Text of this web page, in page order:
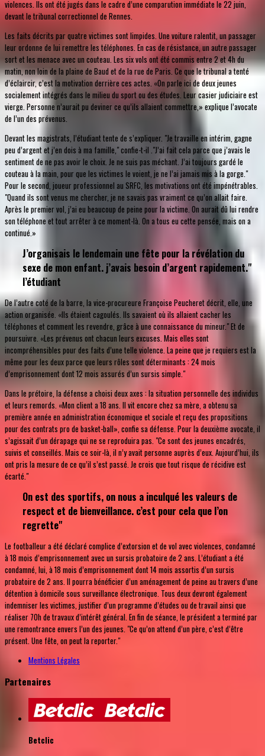
violences. Ils ont été jugés dans le cadre d’une comparution immédiate le 22 juin,
devant le tribunal correctionnel de Rennes.
Les faits décrits par quatre victimes sont limpides. Une voiture ralentit, un passager
leur ordonne de lui remettre les téléphones. En cas de résistance, un autre passager
sort et les menace avec un couteau. Les six vols ont été commis entre 2 et 4h du
matin, non loin de la plaine de Baud et de la rue de Paris. Ce que le tribunal a tenté
d’éclaircir, c’est la motivation derrière ces actes. «On parle ici de deux jeunes
socialement intégrés dans le milieu du sport ou des études. Leur casier judiciaire est
vierge. Personne n’aurait pu deviner ce qu’ils allaient commettre,» explique l’avocate
de l’un des prévenus.
Devant les magistrats, l’étudiant tente de s’expliquer. "Je travaille en intérim, gagne
peu d’argent et j’en dois à ma famille," confie­-t-il ."J’ai fait cela parce que j’avais le
sentiment de ne pas avoir le choix. Je ne suis pas méchant. J’ai toujours gardé le
couteau à la main, pour que les victimes le voient, je ne l’ai jamais mis à la gorge."
Pour le second, joueur professionnel au SRFC, les motivations ont été impénétrables.
"Quand ils sont venus me chercher, je ne savais pas vraiment ce qu’on allait faire.
Après le premier vol, j’ai eu beaucoup de peine pour la victime. On aurait dû lui rendre
son téléphone et tout arrêter à ce moment-là. On a tous eu cette pensée, mais on a
continué.»
J’organisais le lendemain une fête pour la révélation du
sexe de mon enfant. j’avais besoin d’argent rapidement."
l’étudiant
De l’autre coté de la barre, la vice-procureure Françoise Peucheret décrit, elle, une
action organisée. «Ils étaient cagoulés. Ils savaient où ils allaient cacher les
téléphones et comment les revendre, grâce à une connaissance du mineur." Et de
poursuivre. «Les prévenus ont chacun leurs excuses. Mais elles sont
incompréhensibles pour des faits d’une telle violence. La peine que je requiers est la
même pour les deux parce que leurs rôles sont déterminants : 24 mois
d’emprisonnement dont 12 mois assurés d’un sursis simple."
Dans le prétoire, la défense a choisi deux axes : la situation personnelle des individus
et leurs remords. «Mon client a 18 ans. Il vit encore chez sa mère, a obtenu sa
première année en administration économique et sociale et reçu des propositions
pour des contrats pro de basket-ball», confie sa défense. Pour la deuxième avocate, il
s’agissait d’un dérapage qui ne se reproduira pas. "Ce sont des jeunes encadrés,
suivis et conseillés. Mais ce soir-là, il n’y avait personne auprès d’eux. Aujourd’hui, ils
ont pris la mesure de ce qu’il s’est passé. Je crois que tout risque de récidive est
écarté."
On est des sportifs, on nous a inculqué les valeurs de
respect et de bienveillance. c’est pour cela que l’on
regrette"
Le footballeur a été déclaré complice d’extorsion et de vol avec violences, condamné
à 18 mois d’emprisonnement avec un sursis probatoire de 2 ans. L’étudiant a été
condamné, lui, à 18 mois d’emprisonnement dont 14 mois assortis d’un sursis
probatoire de 2 ans. Il pourra bénéficier d’un aménagement de peine au travers d’une
détention à domicile sous surveillance électronique. Tous deux devront également
indemniser les victimes, justifier d’un programme d’études ou de travail ainsi que
réaliser 70h de travaux d’intérêt général. En fin de séance, le président a terminé par
une remontrance envers l’un des jeunes. "Ce qu’on attend d’un père, c’est d’être
présent. Une fête, on peut la reporter."
Mentions Légales
Partenaires
Betclic